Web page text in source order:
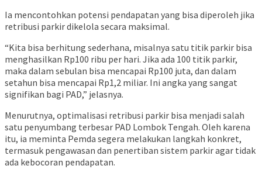
Ia mencontohkan potensi pendapatan yang bisa diperoleh jika
retribusi parkir dikelola secara maksimal.
“Kita bisa berhitung sederhana, misalnya satu titik parkir bisa
menghasilkan Rp100 ribu per hari. Jika ada 100 titik parkir,
maka dalam sebulan bisa mencapai Rp100 juta, dan dalam
setahun bisa mencapai Rp1,2 miliar. Ini angka yang sangat
signifikan bagi PAD,” jelasnya.
Menurutnya, optimalisasi retribusi parkir bisa menjadi salah
satu penyumbang terbesar PAD Lombok Tengah. Oleh karena
itu, ia meminta Pemda segera melakukan langkah konkret,
termasuk pengawasan dan penertiban sistem parkir agar tidak
ada kebocoran pendapatan.